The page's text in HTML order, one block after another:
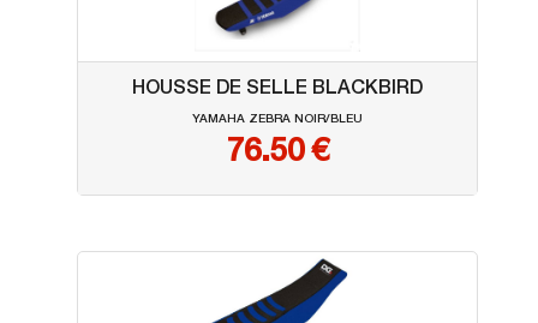
HOUSSE DE SELLE BLACKBIRD
YAMAHA ZEBRA NOIR/BLEU
76.50€